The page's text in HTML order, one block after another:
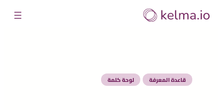
تخطى
إلى
قاعدة المعرفة لوحة كلمة